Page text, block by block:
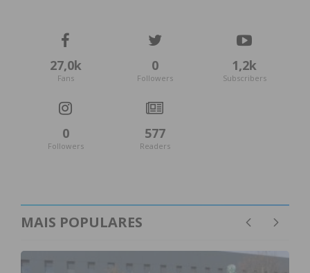
27,0k
Fans
0
Followers
1,2k
Subscribers
0
Followers
577
Readers
MAIS POPULARES